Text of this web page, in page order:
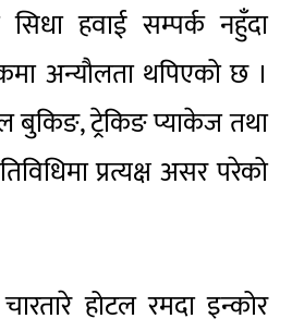
हवाई सम्पर्क नहुँदा
अन्यौलता थपिएको छ ।
ट्रेकिङ प्याकेज तथा
प्रत्यक्ष असर परेको
होटल रमदा इन्कोर